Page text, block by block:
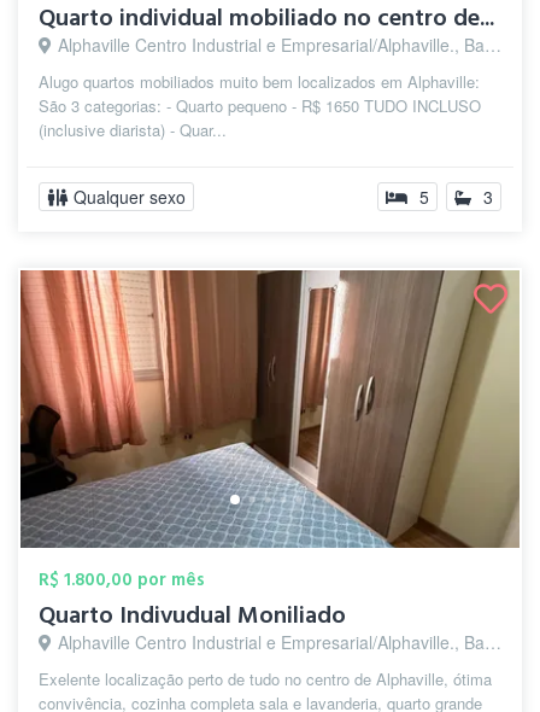
Quarto individual mobiliado no centro de...
Alphaville Centro Industrial e Empresarial/Alphaville., Barueri - SP
Alugo quartos mobiliados muito bem localizados em Alphaville:
São 3 categorias: - Quarto pequeno - R$ 1650 TUDO INCLUSO
(inclusive diarista) - Quar...
Qualquer sexo 5 3
R$ 1.800,00 por mês
Quarto Indivudual Moniliado
Alphaville Centro Industrial e Empresarial/Alphaville., Barueri - SP
Exelente localização perto de tudo no centro de Alphaville, ótima
convivência, cozinha completa sala e lavanderia, quarto grande